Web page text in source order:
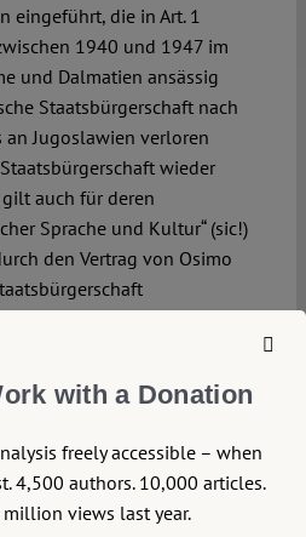
eingeführt, die in Art. 1
1940 und 1947 im
und Dalmatien ansässig
Staatsbürgerschaft nach
an Jugoslawien verloren
wieder
auch für deren
Sprache und Kultur“ (sic!)
den Vertrag von Osimo
wodurch die Auswirkungen
der internationalen
das Gesetz
man für die Fehler die
with a Donation
freely accessible – when
4,500 authors. 10,000 articles.
views last year.